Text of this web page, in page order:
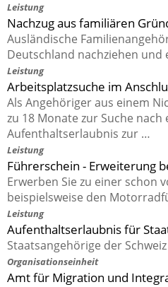
Leistung
Nachzug aus familiären
Ausländische
Deutschland nachziehen
Leistung
Arbeitsplatzsuche im
Als Angehöriger aus einem
zu 18 Monate zur Suche
Aufenthaltserlaubnis zur …
Leistung
Führerschein - Erweiterung
Erwerben Sie zu einer schon
beispielsweise den
Leistung
Aufenthaltserlaubnis für
Staatsangehörige der
Organisationseinheit
Amt für Migration und